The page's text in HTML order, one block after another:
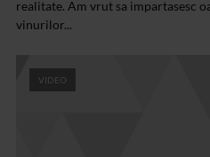
realitate. Am vrut sa impartasesc
vinurilor...
VIDEO